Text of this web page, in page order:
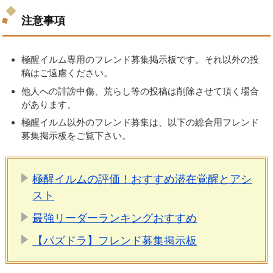
注意事項
極醒イルム専用のフレンド募集掲示板です。それ以外の投
稿はご遠慮ください。
他人への誹謗中傷、荒らし等の投稿は削除させて頂く場合
があります。
極醒イルム以外のフレンド募集は、以下の総合用フレンド
募集掲示板をご覧下さい。
極醒イルムの評価！おすすめ潜在覚醒とアシ
スト
最強リーダーランキングおすすめ
【パズドラ】フレンド募集掲示板